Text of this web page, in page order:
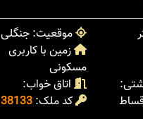
موقعیت: جنگلی
زمین با کاربری
مسکونی
اتاق خواب:
کد ملک: 38133